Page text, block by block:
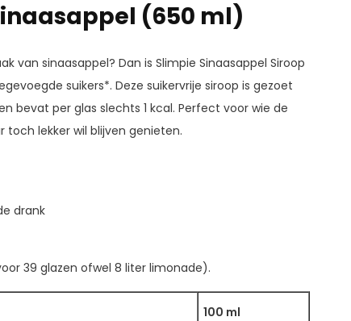
(650 ml)
van sinaasappel? Dan is Slimpie Sinaasappel Siroop
suikers*. Deze suikervrije siroop is gezoet
bevat per glas slechts 1 kcal. Perfect voor wie de
lekker wil blijven genieten.
drank
39 glazen ofwel 8 liter limonade).
100 ml